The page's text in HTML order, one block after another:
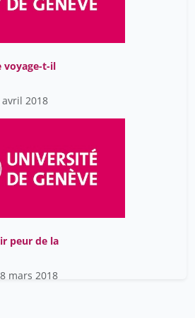
voyage-t-il
2018
peur de la
mars 2018